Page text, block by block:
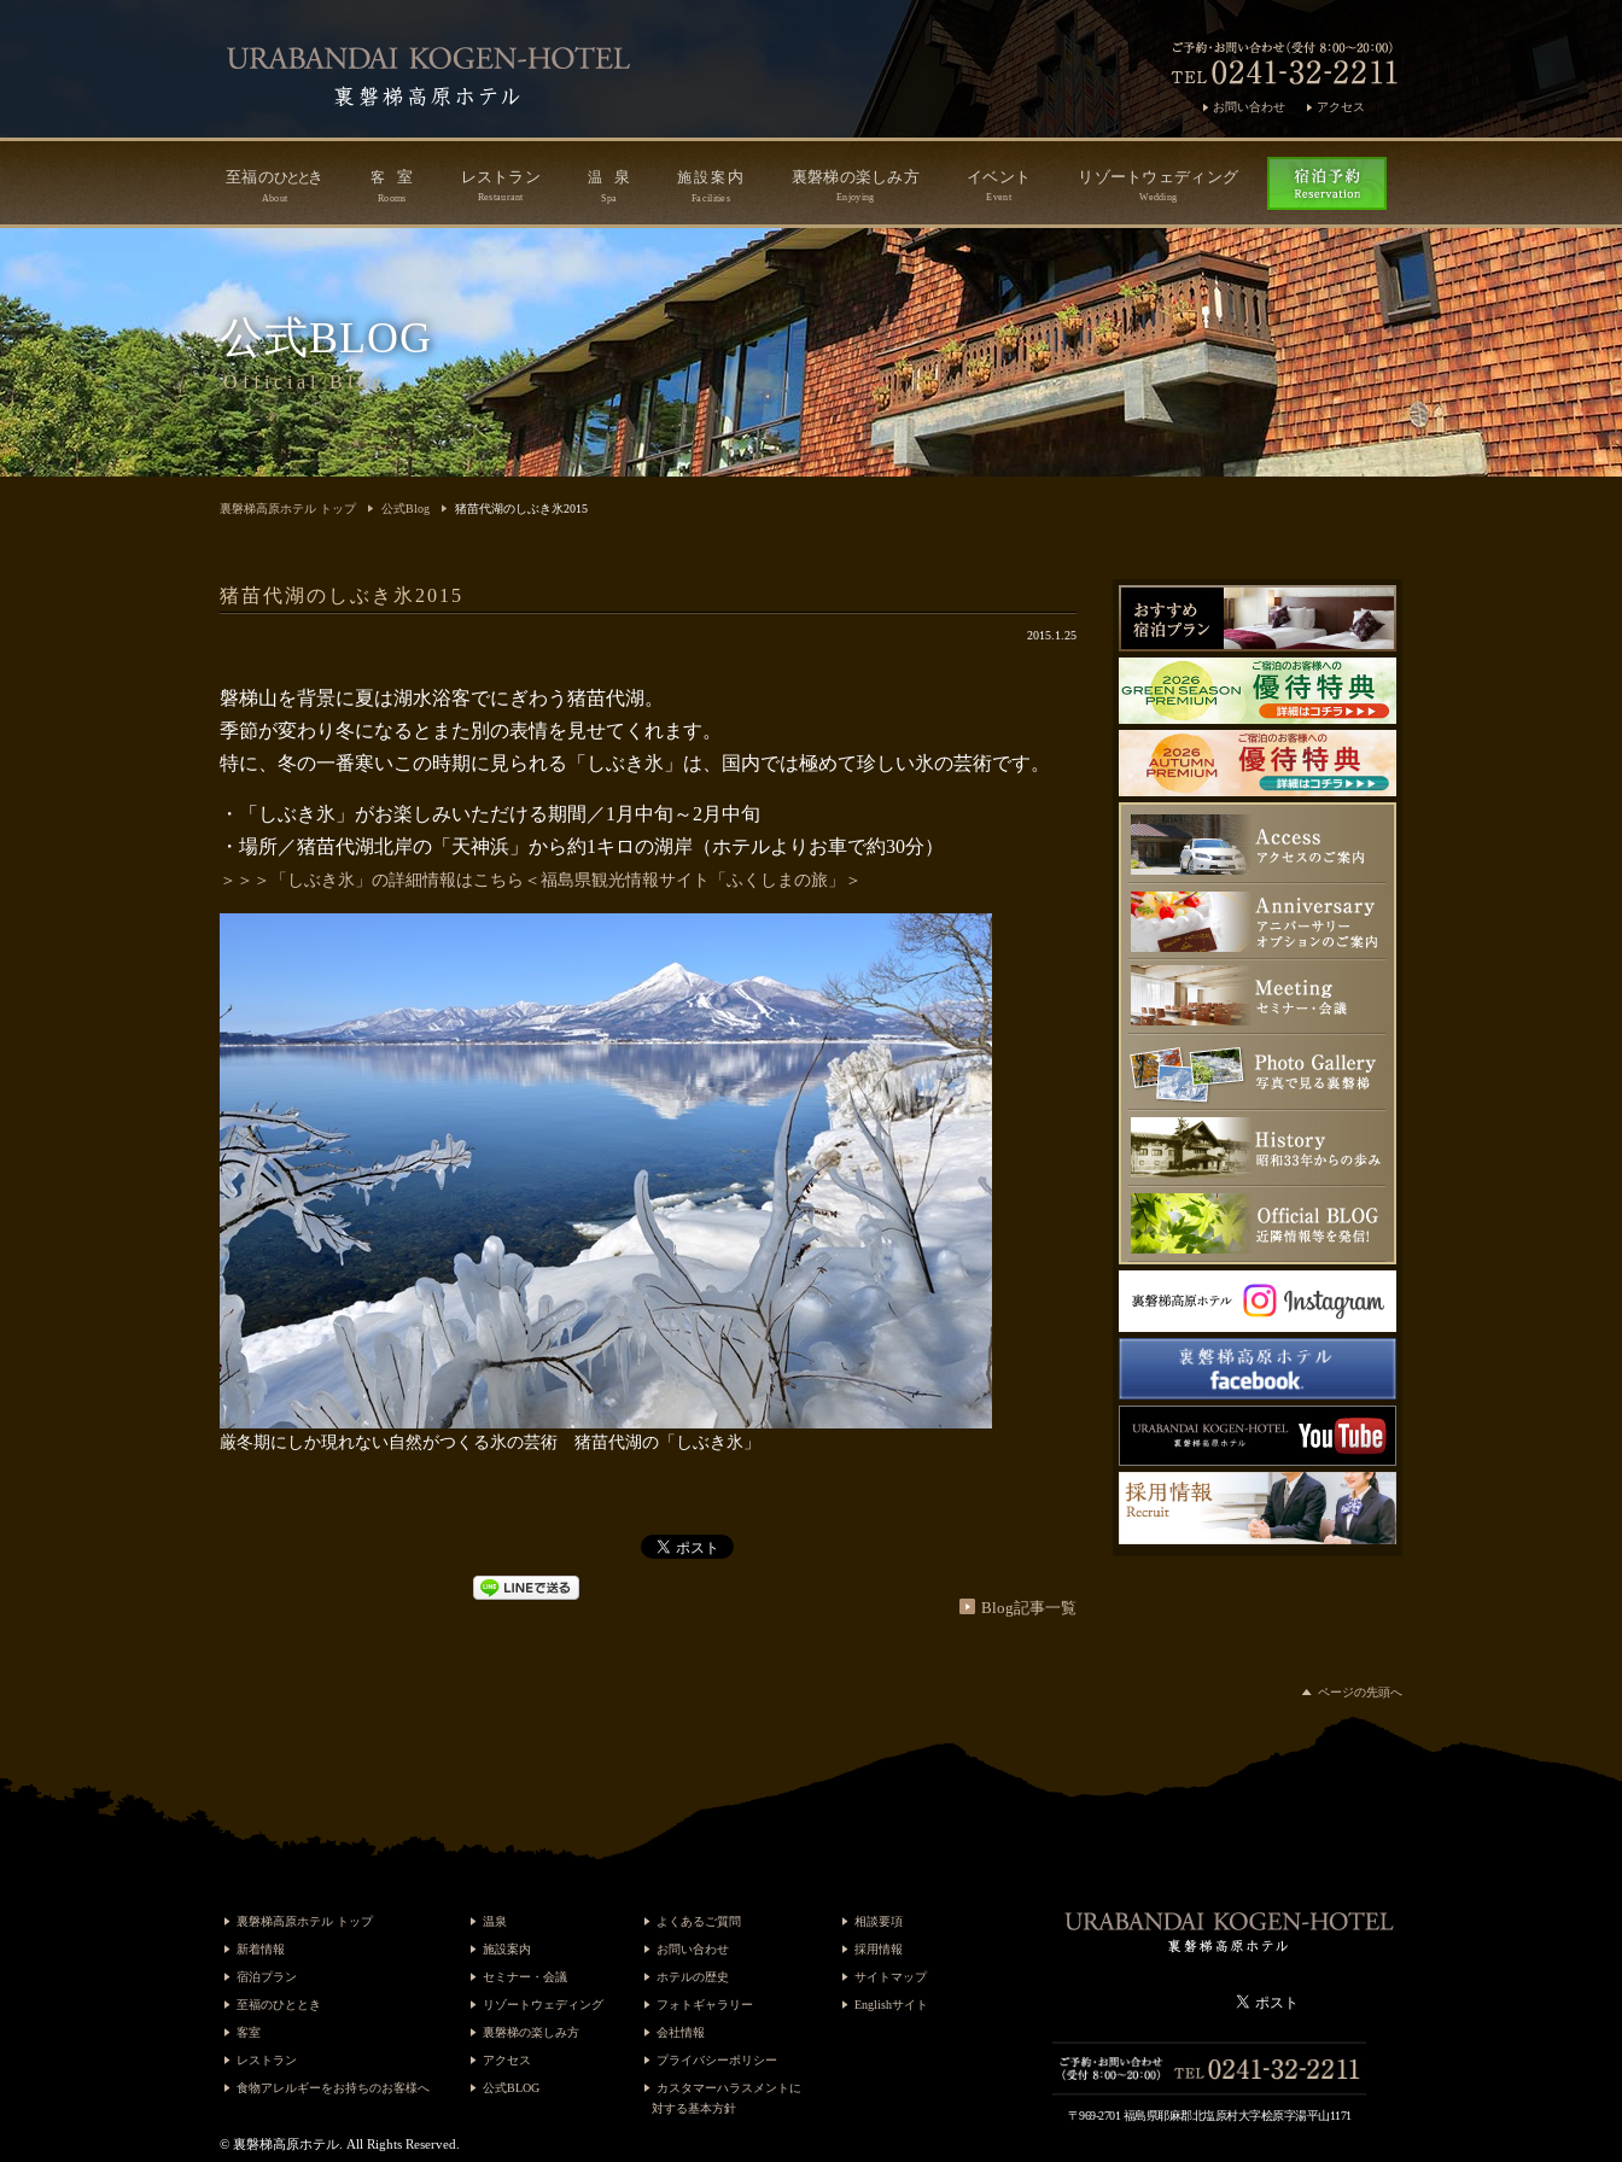
公式BLOG
Official Blog
お問い合わせ アクセス
至福のひととき
About
客室
Rooms
レストラン
Restaurant
温 泉
Spa
施設案 内
Facilities
裏磐梯の楽しみ方
Enjoying
イベント
Event
リゾートウェディング
Wedding
裏磐梯高原ホテル トップ 公式Blog 猪苗代湖のしぶき氷2015
猪苗代湖のしぶき氷2015
2015.1.25
磐梯山を背景に夏は湖水浴客でにぎわう猪苗代湖。
季節が変わり冬になるとまた別の表情を見せてくれます。
特に、冬の一番寒いこの時期に見られる「しぶき氷」は、国内では極めて珍しい氷の芸術です。
・「しぶき氷」がお楽しみいただける期間／1月中旬～2月中旬
・場所／猪苗代湖北岸の「天神浜」から約1キロの湖岸（ホテルよりお車で約30分）
＞＞＞「しぶき氷」の詳細情報はこちら＜福島県観光情報サイト「ふくしまの旅」＞
厳冬期にしか現れない自然がつくる氷の芸術 猪苗代湖の「しぶき氷」
Blog記事一覧
ページの先頭へ
裏磐梯高原ホテル トップ
新着情報
宿泊プラン
至福のひととき
客室
レストラン
食物アレルギーをお持ちのお客様へ
温泉
施設案内
セミナー・会議
リゾートウェディング
裏磐梯の楽しみ方
アクセス
公式BLOG
よくあるご質問
お問い合わせ
ホテルの歴史
フォトギャラリー
会社情報
プライバシーポリシー
カスタマーハラスメントに
対する基本方針
相談要項
採用情報
サイトマップ
Englishサイト
〒969-2701 福島県耶麻郡北塩原村大字桧原字湯平山1171
© 裏磐梯高原ホテル. All Rights Reserved.